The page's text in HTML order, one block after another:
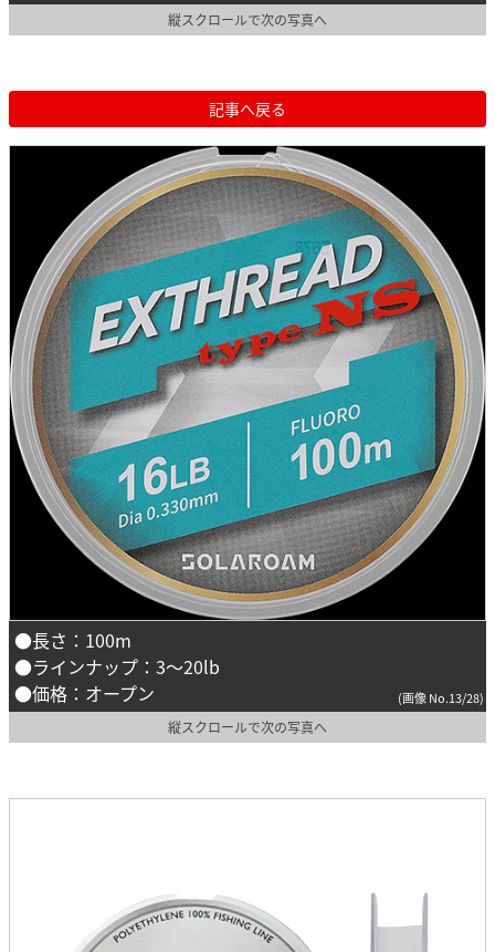
縦スクロールで次の写真へ
記事へ戻る
●長さ：100m
●ラインナップ：3～20lb
●価格：オープン
(画像 No.13/28)
縦スクロールで次の写真へ